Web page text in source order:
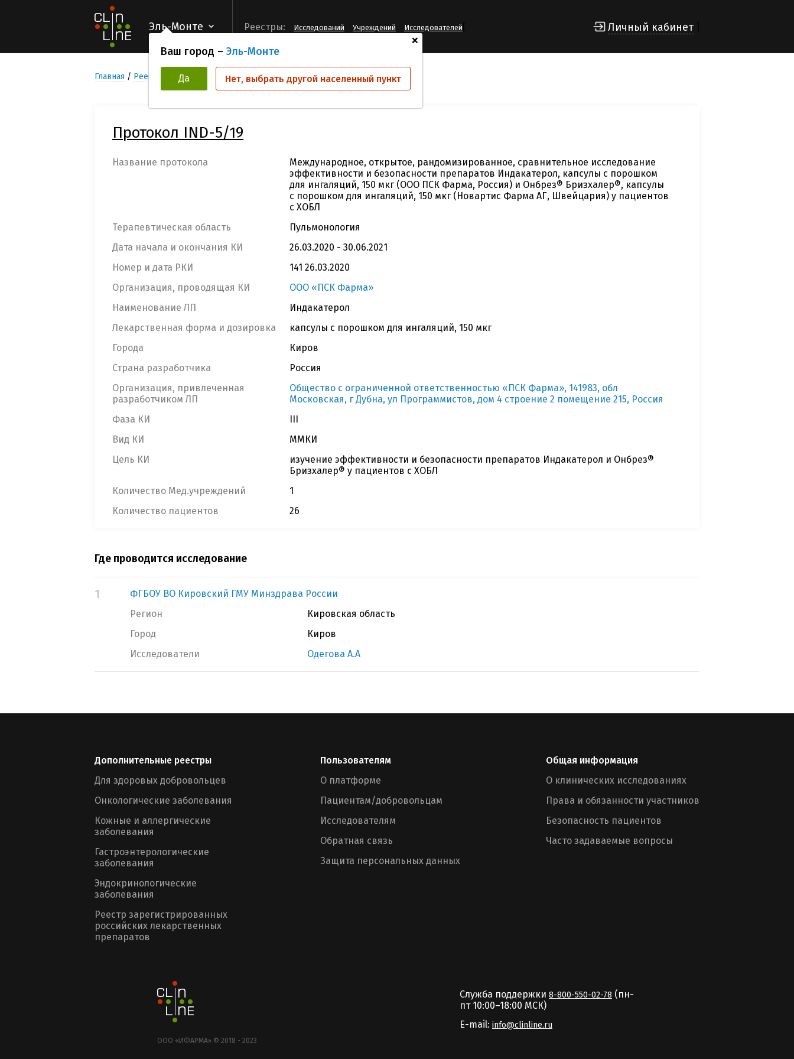
Эль-Монте
+
Ваш город – Эль-Монте
Да Нет, выбрать другой населенный пункт
Реестры: Исследований Учреждений Исследователей Личный кабинет
Главная Реестр Клинических исследований IND-5/19
Протокол IND-5/19
Название протокола
Международное, открытое, рандомизированное, сравнительное исследование
эффективности и безопасности препаратов Индакатерол, капсулы с порошком
для ингаляций, 150 мкг (ООО ПСК Фарма, Россия) и Онбрез® Бризхалер®, капсулы
с порошком для ингаляций, 150 мкг (Новартис Фарма АГ, Швейцария) у пациентов
с ХОБЛ
Терапевтическая область
Пульмонология
Дата начала и окончания КИ
26.03.2020 - 30.06.2021
Номер и дата РКИ
141 26.03.2020
Организация, проводящая КИ
ООО «ПСК Фарма»
Наименование ЛП
Индакатерол
Лекарственная форма и дозировка
капсулы с порошком для ингаляций, 150 мкг
Города
Киров
Страна разработчика
Россия
Организация, привлеченная
разработчиком ЛП
Общество с ограниченной ответственностью «ПСК Фарма», 141983, обл
Московская, г Дубна, ул Программистов, дом 4 строение 2 помещение 215, Россия
Фаза КИ
III
Вид КИ
ММКИ
Цель КИ
изучение эффективности и безопасности препаратов Индакатерол и Онбрез®
Бризхалер® у пациентов с ХОБЛ
Количество Мед.учреждений
1
Количество пациентов
26
Где проводится исследование
1
ФГБОУ ВО Кировский ГМУ Минздрава России
Регион
Кировская область
Город
Киров
Исследователи
Одегова А.А
Дополнительные реестры
Для здоровых добровольцев
Онкологические заболевания
Кожные и аллергические
заболевания
Гастроэнтерологические
заболевания
Эндокринологические
заболевания
Реестр зарегистрированных
российских лекарственных
препаратов
Пользователям
О платформе
Пациентам/добровольцам
Исследователям
Обратная связь
Защита персональных данных
Общая информация
О клинических исследованиях
Права и обязанности участников
Безопасность пациентов
Часто задаваемые вопросы
ООО «ИФАРМА» © 2018 - 2023
Служба поддержки 8-800-550-02-78 (пн-
пт 10:00–18:00 MCК)
E-mail: info@clinline.ru